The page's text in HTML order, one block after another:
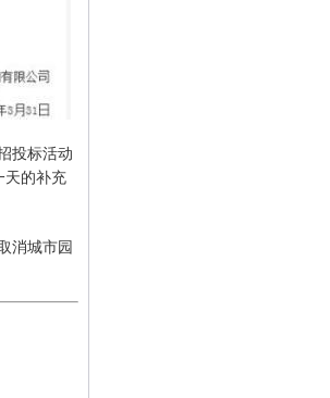
投标活动
天的补充
消城市园